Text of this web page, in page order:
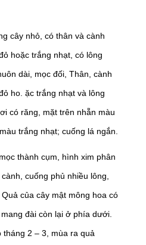
cây nhỏ, có thân và cành
hoặc trắng nhạt, có lông
dài, mọc đối, Thân, cành
ho. ặc trắng nhạt và lông
có răng, mặt trên nhẵn màu
trắng nhạt; cuống lá ngắn.
thành cụm, hình xim phân
cuống phủ nhiều lông,
của cây mật mông hoa có
đài còn lại ở phía dưới.
2 – 3, mùa ra quả